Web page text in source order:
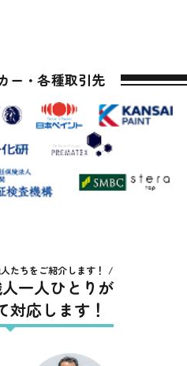
ー・各種取引先
たちをご紹介します！
一人ひとりが
対応します！